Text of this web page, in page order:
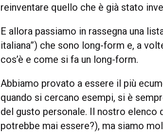
reinventare quello che è già stato
E allora passiamo in rassegna una
italiana”) che sono long-form e, a
cos’è e come si fa un long-form.
Abbiamo provato a essere il più
quando si cercano esempi, si è
del gusto personale. Il nostro elenco
potrebbe mai essere?), ma siamo